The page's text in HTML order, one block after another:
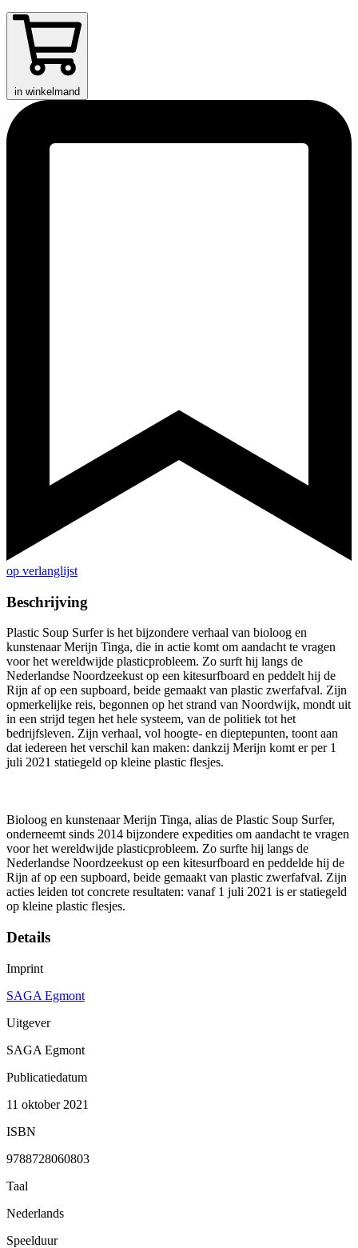
in winkelmand
op verlanglijst
Beschrijving
Plastic Soup Surfer is het bijzondere verhaal van bioloog en
kunstenaar Merijn Tinga, die in actie komt om aandacht te vragen
voor het wereldwijde plasticprobleem. Zo surft hij langs de
Nederlandse Noordzeekust op een kitesurfboard en peddelt hij de
Rijn af op een supboard, beide gemaakt van plastic zwerfafval. Zijn
opmerkelijke reis, begonnen op het strand van Noordwijk, mondt uit
in een strijd tegen het hele systeem, van de politiek tot het
bedrijfsleven. Zijn verhaal, vol hoogte- en dieptepunten, toont aan
dat iedereen het verschil kan maken: dankzij Merijn komt er per 1
juli 2021 statiegeld op kleine plastic flesjes.
Bioloog en kunstenaar Merijn Tinga, alias de Plastic Soup Surfer,
onderneemt sinds 2014 bijzondere expedities om aandacht te vragen
voor het wereldwijde plasticprobleem. Zo surfte hij langs de
Nederlandse Noordzeekust op een kitesurfboard en peddelde hij de
Rijn af op een supboard, beide gemaakt van plastic zwerfafval. Zijn
acties leiden tot concrete resultaten: vanaf 1 juli 2021 is er statiegeld
op kleine plastic flesjes.
Details
Imprint
SAGA Egmont
Uitgever
SAGA Egmont
Publicatiedatum
11 oktober 2021
ISBN
9788728060803
Taal
Nederlands
Speelduur